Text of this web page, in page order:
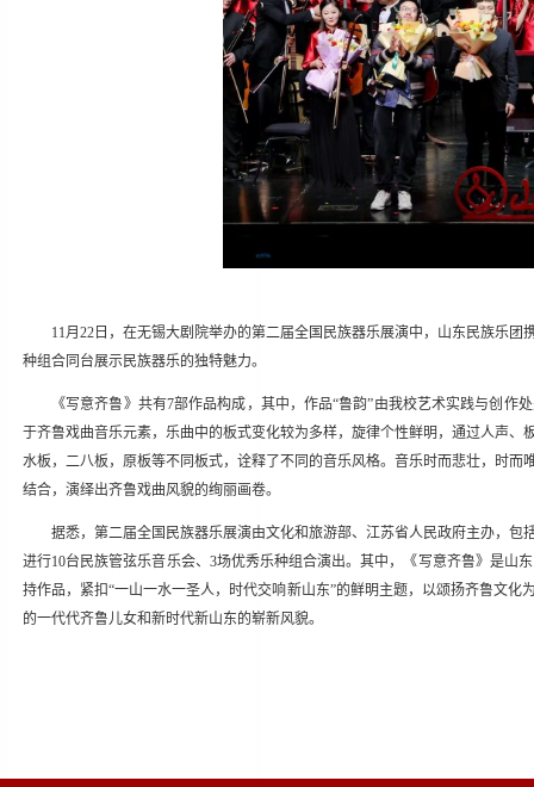
11月22日，在无锡大剧院举办的第二届全国民族器乐展演中，山东民族乐
种组合同台展示民族器乐的独特魅力。
《写意齐鲁》共有7部作品构成，其中，作品“鲁韵”由我校艺术实践与创
于齐鲁戏曲音乐元素，乐曲中的板式变化较为多样，旋律个性鲜明，通过人声
水板，二八板，原板等不同板式，诠释了不同的音乐风格。音乐时而悲壮，时
结合，演绎出齐鲁戏曲风貌的绚丽画卷。
据悉，第二届全国民族器乐展演由文化和旅游部、江苏省人民政府主办，
进行10台民族管弦乐音乐会、3场优秀乐种组合演出。其中，《写意齐鲁》是山
持作品，紧扣“一山一水一圣人，时代交响新山东”的鲜明主题，以颂扬齐鲁文
的一代代齐鲁儿女和新时代新山东的崭新风貌。